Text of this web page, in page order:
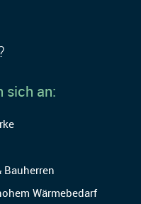
sich an:
Wärmebedarf